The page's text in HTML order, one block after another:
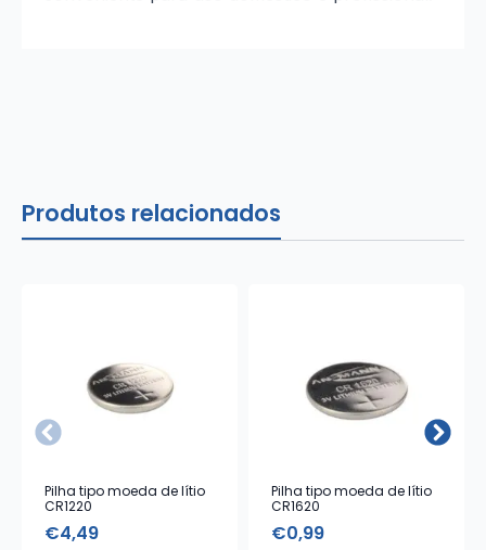
Produtos relacionados
Pilha tipo moeda de lítio
CR1220
€4,49
Pilha tipo moeda de lítio
CR1620
€0,99